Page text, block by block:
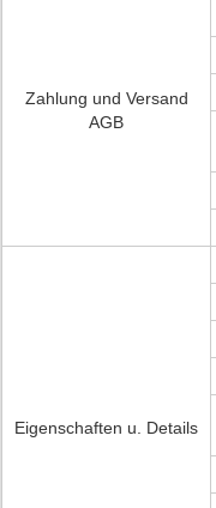
Zahlung und Versand
AGB
Eigenschaften u. Details